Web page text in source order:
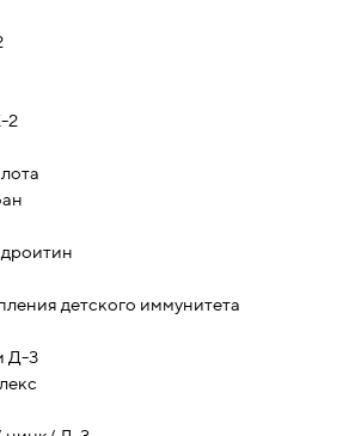
2
детского иммунитета
Д-3